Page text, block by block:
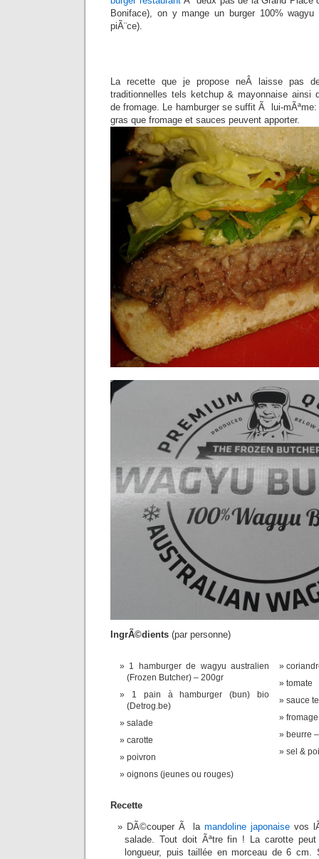
Boniface), on y mange un burger 100%
piÃ¨ce).
La recette que je propose neÂ laisse pas
traditionnelles tels ketchup & mayonnaise ainsi
de fromage. Le hamburger se suffit Ã lui-
gras que fromage et sauces peuvent apporter.
IngrÃ©dients (par personne)
1 hamburger de wagyu australien
(Frozen Butcher) – 200gr
1 pain à hamburger (bun) bio
(Detrog.be)
salade
carotte
poivron
oignons (jeunes ou rouges)
tomate
sauce
beurre
sel &
Recette
DÃ©couper Ã lamandoline japonaisevos
salade. Tout doit Ãªtre fin ! La carotte
longueur, puis taillée en morceau de 6